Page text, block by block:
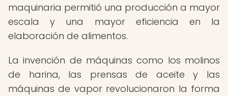
maquinaria permitió una producción a mayor
escala y una mayor eficiencia en la
elaboración de alimentos.
La invención de máquinas como los molinos
de harina, las prensas de aceite y las
máquinas de vapor revolucionaron la forma